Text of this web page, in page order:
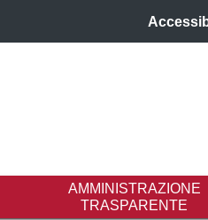
AMMINISTRAZIONE
TRASPARENTE